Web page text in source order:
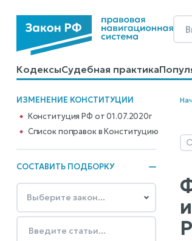
КодексыСудебная практика
КалькуляторыСправочные
ИЗМЕНЕНИЕ КОНСТИТУЦИИ
Конституция РФ от 01.07.2020г
Cписок поправок в Конституцию
СОСТАВИТЬ ПОДБОРКУ